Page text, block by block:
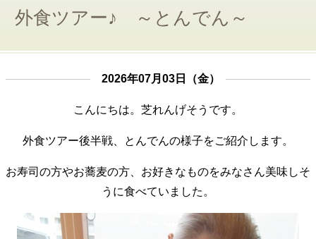
外食ツアー♪ ～とんでん～
2026年07月03日（金）
こんにちは。芝れんげそうです。
外食ツアー後半戦、とんでんの様子をご紹介します。
お寿司の方やお蕎麦の方、お好きなものをみなさん美味しそ
うに食べていました。